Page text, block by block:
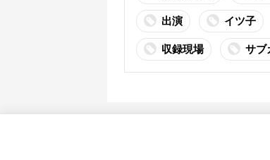
出演 イツ子
収録現場 サブ